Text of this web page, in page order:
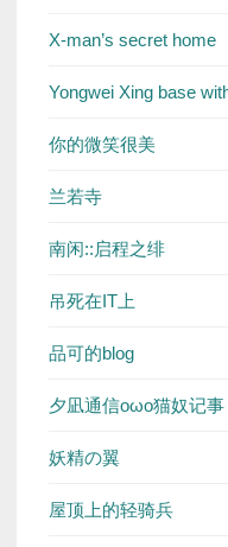
X-man’s secret home
Yongwei Xing base
你的微笑很美
兰若寺
南闲::启程之绯
吊死在IT上
品可的blog
夕凪通信oωo猫奴记事
妖精の翼
屋顶上的轻骑兵